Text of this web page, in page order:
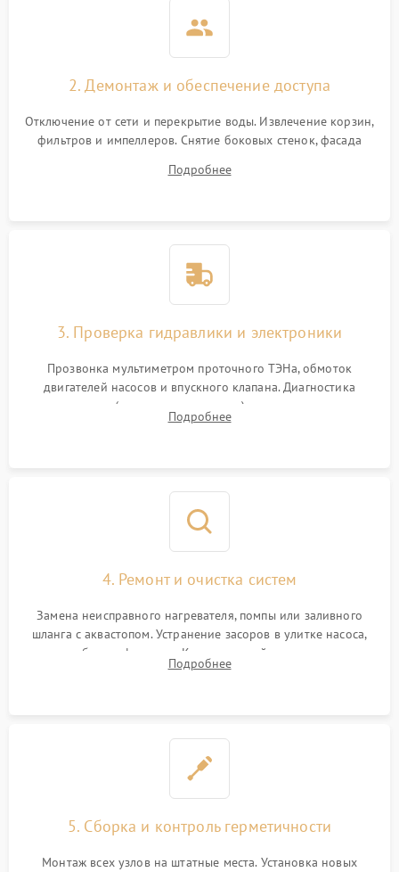
2. Демонтаж и обеспечение доступа
Отключение от сети и перекрытие воды. Извлечение корзин,
фильтров и импеллеров. Снятие боковых стенок, фасада
циркуляционному насосу, ТЭНу и сливной помпе.
Подробнее
3. Проверка гидравлики и электроники
Прозвонка мультиметром проточного ТЭНа, обмоток
двигателей насосов и впускного клапана. Диагностика
прессостата (датчика уровня воды), датчика мутности,
концевика дверцы и электронного модуля управления.
Подробнее
4. Ремонт и очистка систем
Замена неисправного нагревателя, помпы или заливного
шланга с аквастопом. Устранение засоров в улитке насоса,
патрубках и фильтрах. Компонентный ремонт платы
управления, восстановление поврежденной проводки.
Подробнее
5. Сборка и контроль герметичности
Монтаж всех узлов на штатные места. Установка новых